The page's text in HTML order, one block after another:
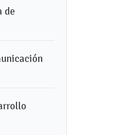
de